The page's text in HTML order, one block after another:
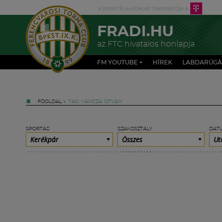
FRADI.HU
az FTC hivatalos honlapja
FM YOUTUBE + HÍREK
FŐOLDAL » TAG: VÁNCZA ISTVÁN
SPORTÁG
Kerékpár
SZAKOSZTÁLY
Összes